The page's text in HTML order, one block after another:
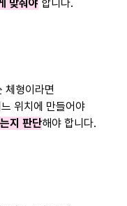
맞춰야 합니다.
체형이라면
위치에 만들어야
지 판단해야 합니다.